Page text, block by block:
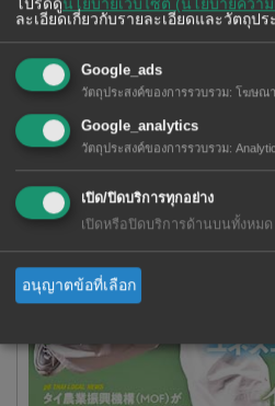
โปรดดูนโยบายเว็บไซต์ (นโยบายควา
ละเอียดเกี่ยวกับรายละเอียดและวัตถุป
Google_ads
วัตถุประสงค์ของการรวบรวม: โฆษณา
Google_analytics
วัตถุประสงค์ของการรวบรวม:
เปิด/ปิดบริการทุกอย่าง
เปิดหรือปิดบริการด้านบนทั้งหมด
อนุญาตข้อที่เลือก